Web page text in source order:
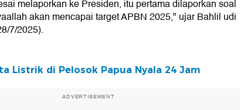
melaporkan ke Presiden, itu pertama dilaporkan soal
akan mencapai target APBN 2025," ujar Bahlil udi
7/2025).
Listrik di Pelosok Papua Nyala 24 Jam
ADVERTISEMENT